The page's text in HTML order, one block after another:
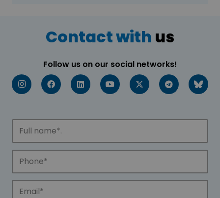
Contact with us
Follow us on our social networks!